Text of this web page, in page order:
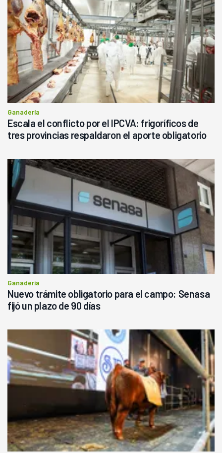
Ganadería
Escala el conflicto por el IPCVA: frigoríficos de
tres provincias respaldaron el aporte obligatorio
Ganadería
Nuevo trámite obligatorio para el campo: Senasa
fijó un plazo de 90 días